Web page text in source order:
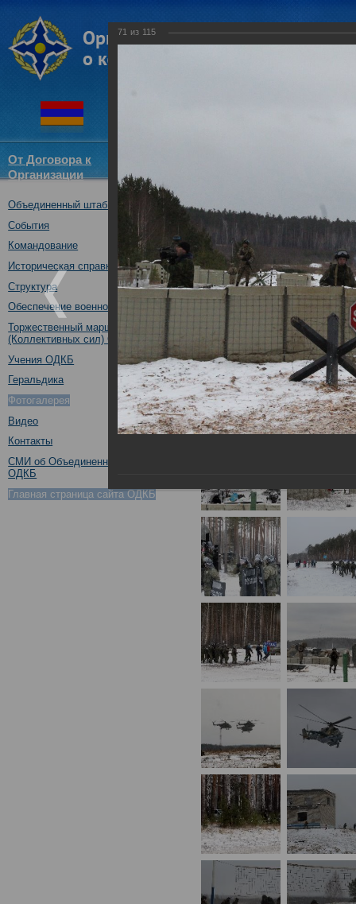
От Договора к
Организации
Объединенный штаб ОДКБ
События
Командование
Историческая справка
Структура
Обеспечение военной безопасности
Торжественный марш Войск
(Коллективных сил) ОДКБ
Учения ОДКБ
Геральдика
Фотогалерея
Видео
Контакты
СМИ об Объединенном штабе
ОДКБ
Главная страница сайта ОДКБ
Тренировка практических
ОДКБ в ходе учения
30.10.2018
71 из 115